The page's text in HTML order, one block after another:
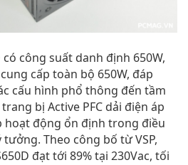
có công suất danh định 650W,
cấp toàn bộ 650W, đáp
cấu hình phổ thông đến tầm
bị Active PFC dải điện áp
hoạt động ổn định trong điều
Theo công bố từ VSP,
đạt tới 89% tại 230Vac, tối